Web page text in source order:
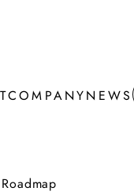
COMPANYNEWS
Roadmap